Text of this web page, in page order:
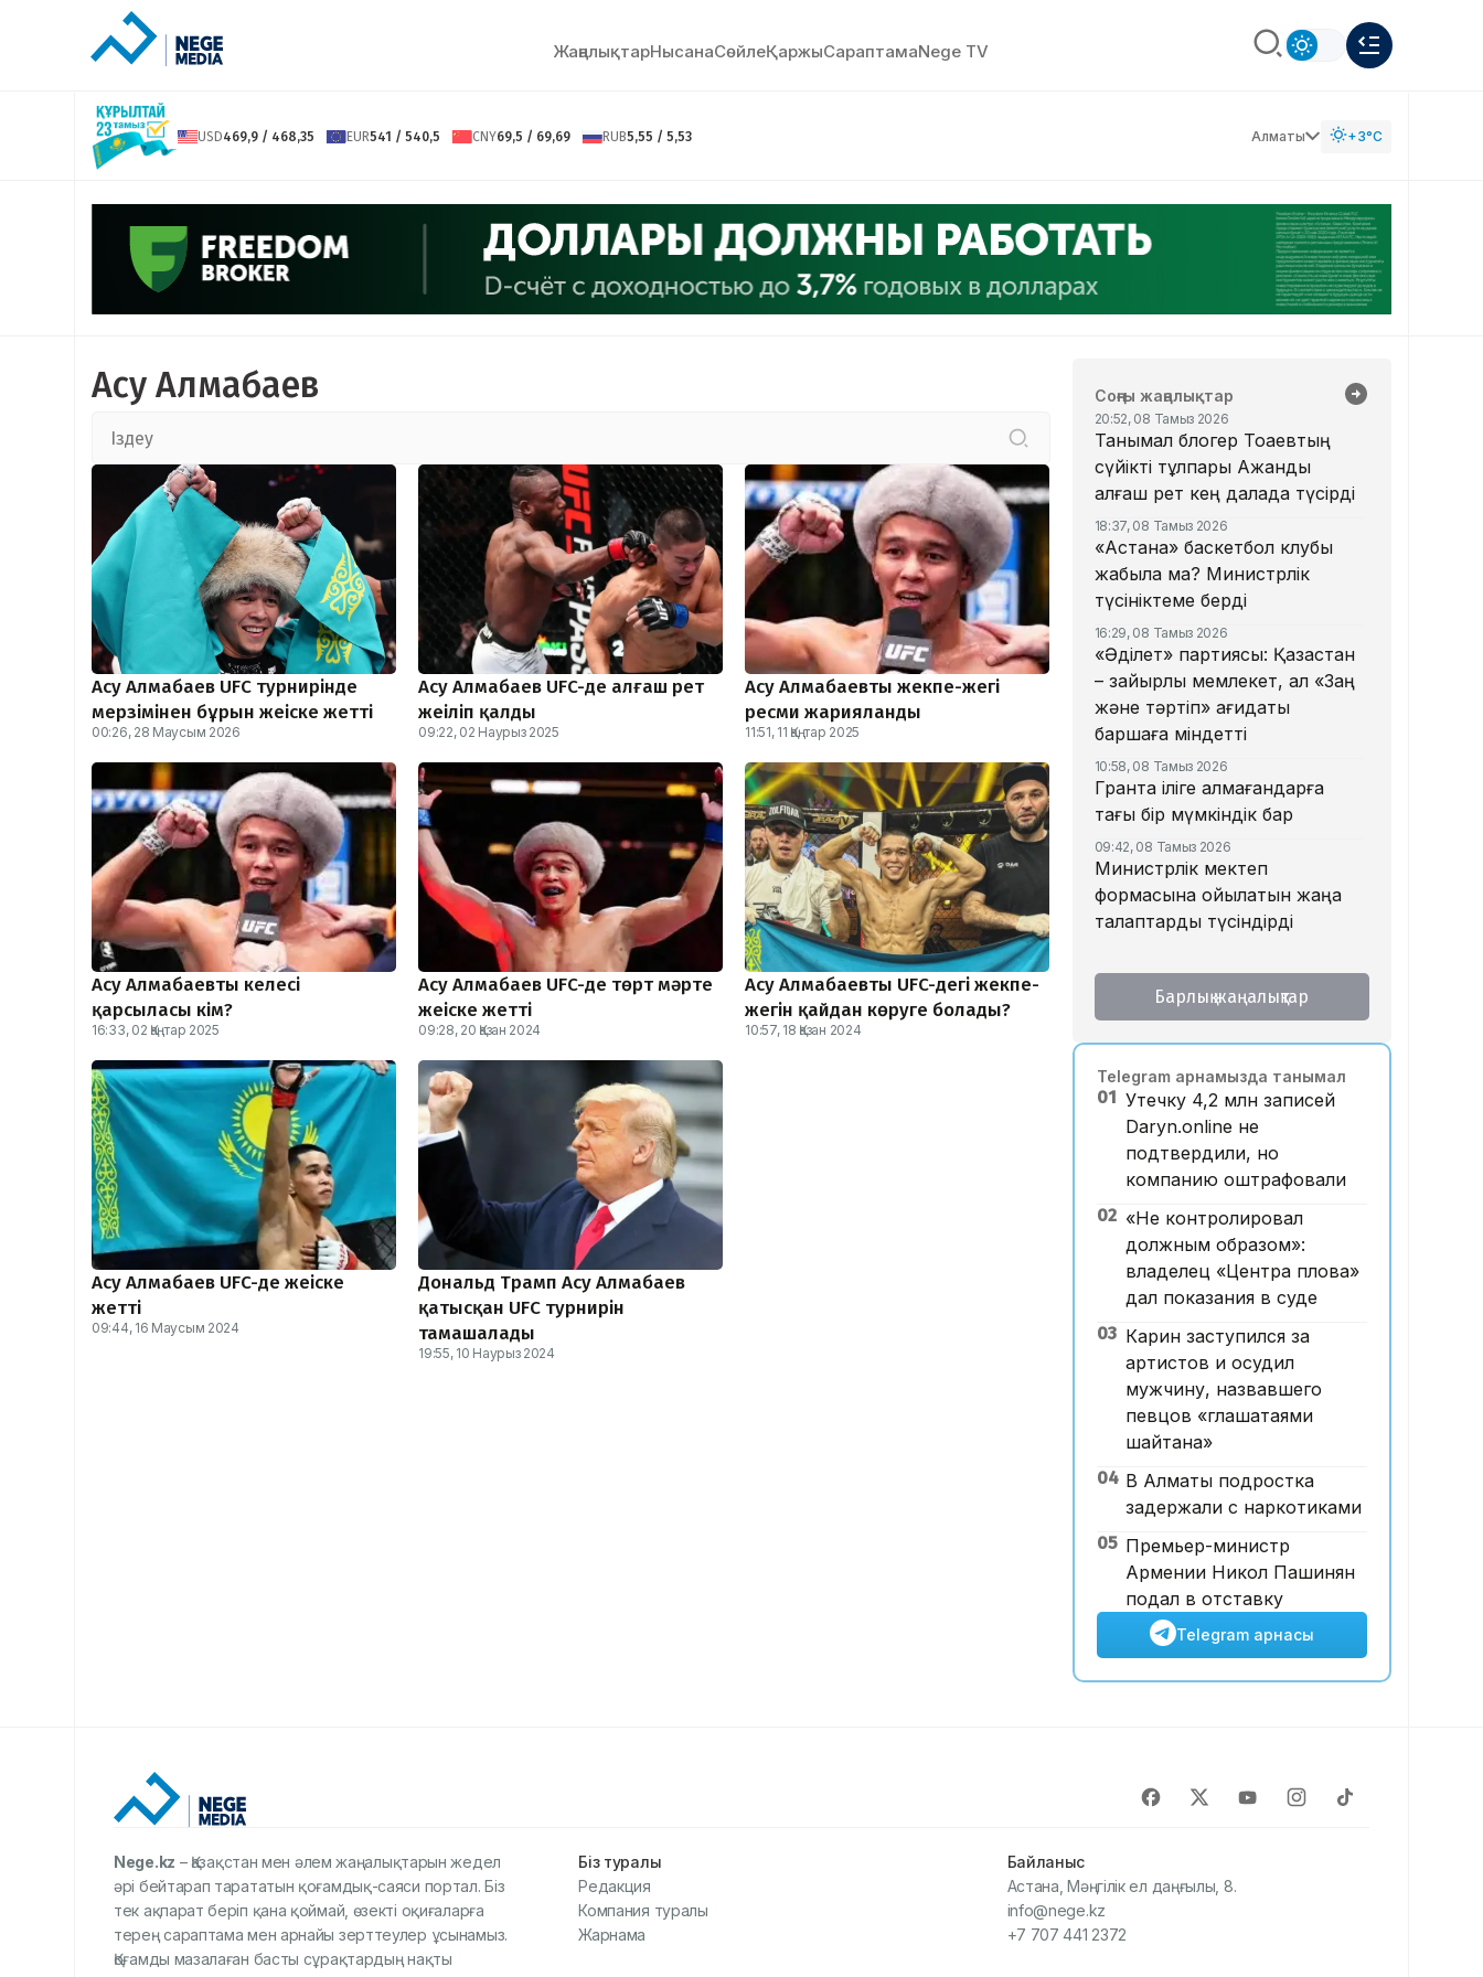
ЖаңалықтарНысанаСөйлeҚаржыСараптамаNege TV
USD469,9 / 468,35 EUR541 / 540,5 CNY69,5 / 69,69 RUB5,55 / 5,53 Алматы +3°C
Асу Алмабаев
Асу Алмабаев UFC турнирінде
мерзімінен бұрын жеңіске жетті
00:26, 28 Маусым 2026
Асу Алмабаев UFC-де алғаш рет
жеңіліп қалды
09:22, 02 Наурыз 2025
Асу Алмабаевтың жекпе-жегі
ресми жарияланды
11:51, 11 Қаңтар 2025
Асу Алмабаевтың келесі
қарсыласы кім?
16:33, 02 Қаңтар 2025
Асу Алмабаев UFC-де төрт мәрте
жеңіске жетті
09:28, 20 Қазан 2024
Асу Алмабаевтың UFC-дегі жекпе-
жегін қайдан көруге болады?
10:57, 18 Қазан 2024
Асу Алмабаев UFC-де жеңіске
жетті
09:44, 16 Маусым 2024
Дональд Трамп Асу Алмабаев
қатысқан UFC турнирін
тамашалады
19:55, 10 Наурыз 2024
Соңғы жаңалықтар
20:52, 08 Тамыз 2026
Танымал блогер Тоқаевтың
сүйікті тұлпары Ақжанды
алғаш рет кең далада түсірді
18:37, 08 Тамыз 2026
«Астана» баскетбол клубы
жабыла ма? Министрлік
түсініктеме берді
16:29, 08 Тамыз 2026
«Әділет» партиясы: Қазақстан
– зайырлы мемлекет, ал «Заң
және тәртіп» қағидаты
баршаға міндетті
10:58, 08 Тамыз 2026
Грантқа іліге алмағандарға
тағы бір мүмкіндік бар
09:42, 08 Тамыз 2026
Министрлік мектеп
формасына қойылатын жаңа
талаптарды түсіндірді
Барлық жаңалықтар
Telegram арнамызда танымал
01 Утечку 4,2 млн записей
Daryn.online не
подтвердили, но
компанию оштрафовали
02 «Не контролировал
должным образом»:
владелец «Центра плова»
дал показания в суде
03 Карин заступился за
артистов и осудил
мужчину, назвавшего
певцов «глашатаями
шайтана»
04 В Алматы подростка
задержали с наркотиками
05 Премьер-министр
Армении Никол Пашинян
подал в отставку
Telegram арнасы
Nege.kz – Қазақстан мен әлем жаңалықтарын жедел
әрі бейтарап тарататын қоғамдық-саяси портал. Біз
тек ақпарат беріп қана қоймай, өзекті оқиғаларға
терең сараптама мен арнайы зерттеулер ұсынамыз.
Қоғамды мазалаған басты сұрақтардың нақты
Біз туралы
Редакция
Компания туралы
Жарнама
Байланыс
Астана, Мәңгілік ел даңғылы, 8.
info@nege.kz
+7 707 441 2372